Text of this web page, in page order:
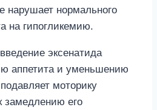
нарушает нормального
на гипогликемию.
эксенатида
аппетита и уменьшению
моторику
замедлению его